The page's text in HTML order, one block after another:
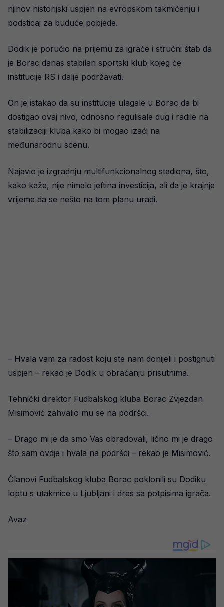
njihov historijski uspjeh na evropskom takmičenju i
podsticaj za buduće pobjede.
Dodik je poručio na prijemu za igrače i stručni štab da
je Borac danas stabilan sportski klub kojeg će
institucije RS i dalje podržavati.
On je istakao da su institucije ulagale u Borac da bi
dostigao ovaj nivo, odnosno regulisale dug i radile na
stabilizaciji kluba kako bi mogao izaći na
međunarodnu scenu.
Najavio je izgradnju multifunkcionalnog stadiona, što,
kako kaže, nije nimalo jeftina investicija, ali da je krajnje
vrijeme da se nešto na tom planu uradi.
– Hvala vam za radost koju ste nam donijeli i postignuti
uspjeh – rekao je Dodik u obraćanju prisutnima.
Tehnički direktor Fudbalskog kluba Borac Zvjezdan
Misimović zahvalio mu se na podršci.
– Drago mi je da smo Vas obradovali, lično mi je drago
što sam ovdje i hvala na podršci – rekao je Misimović.
Članovi Fudbalskog kluba Borac poklonili su Dodiku
loptu s utakmice u Ljubljani i dres sa potpisima igrača.
Avaz